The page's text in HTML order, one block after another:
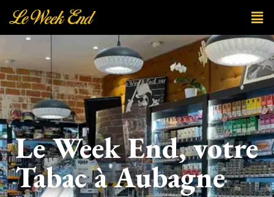
Le Week End, votre
Tabac à Aubagne